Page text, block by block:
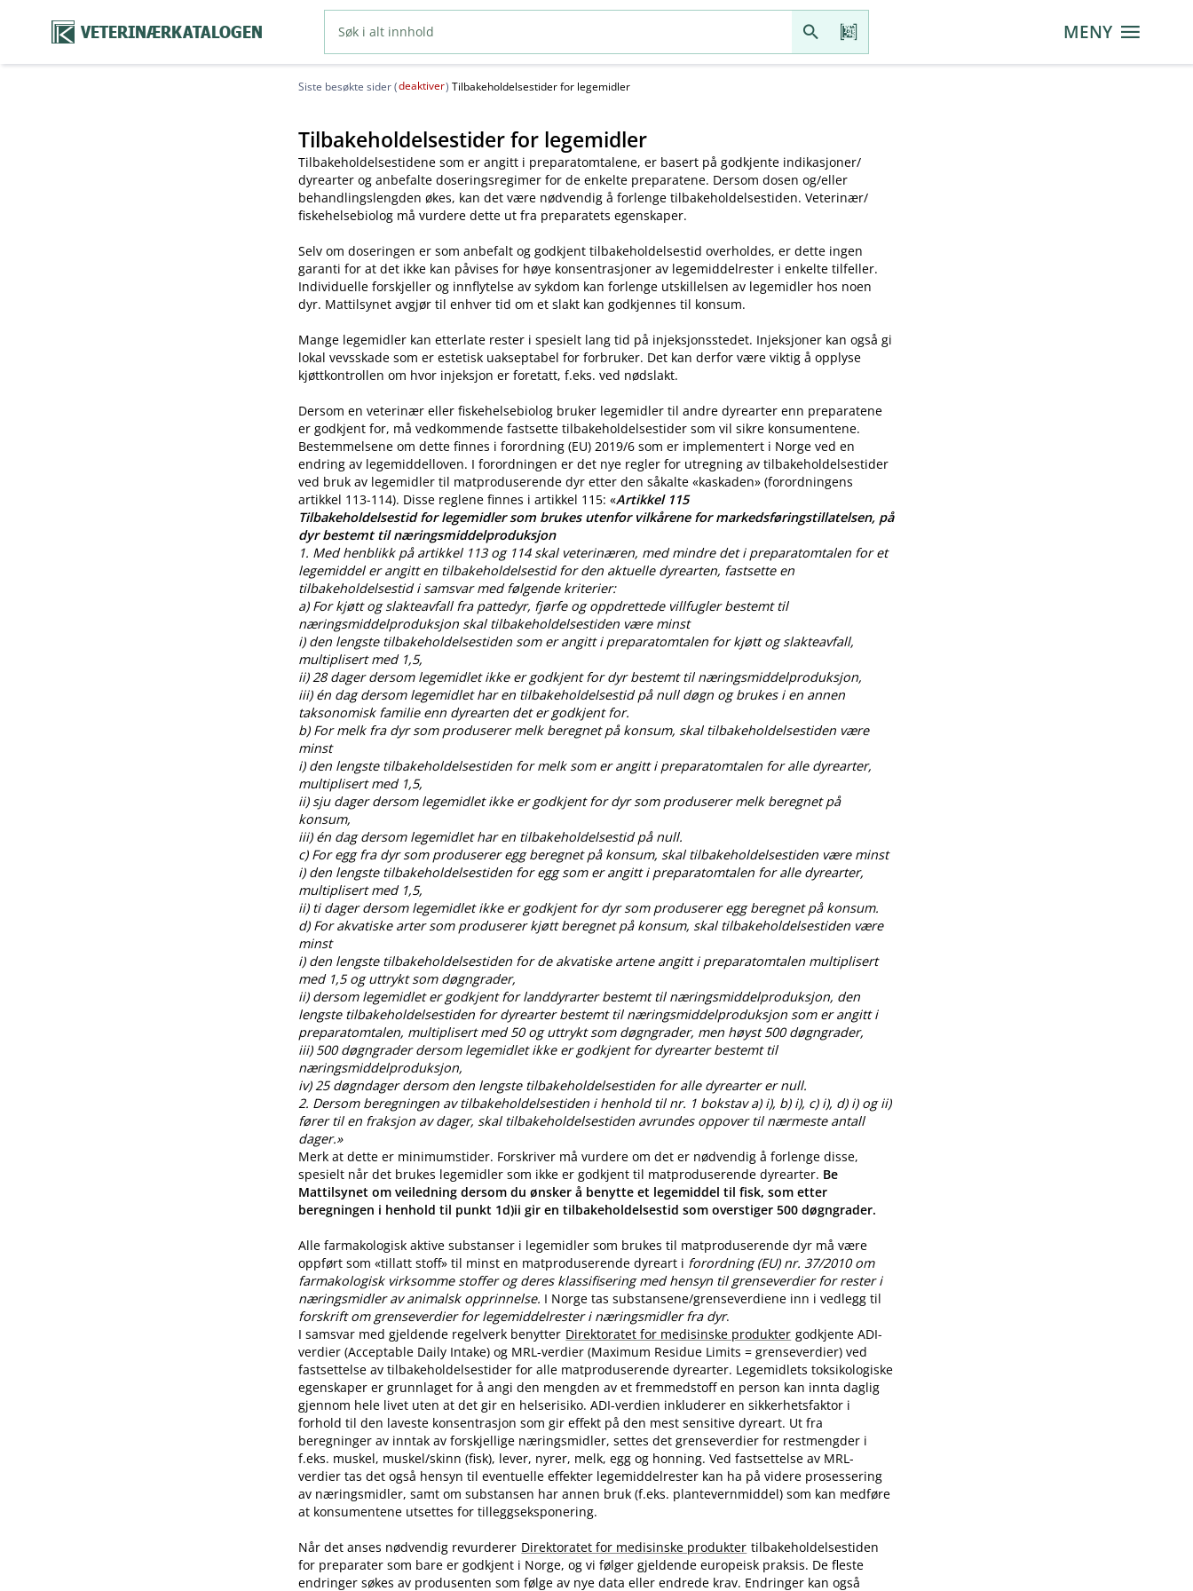
VETERINÆRKATALOGEN MENY
Siste besøkte sider (deaktiver) Tilbakeholdelsestider for legemidler
Tilbakeholdelsestider for legemidler
Tilbakeholdelsestidene som er angitt i preparatomtalene, er basert på godkjente indikasjoner​/​
dyrearter og anbefalte doseringsregimer for de enkelte preparatene. Dersom dosen og​/​eller
behandlingslengden økes, kan det være nødvendig å forlenge tilbakeholdelsestiden. Veterinær​/​
fiskehelsebiolog må vurdere dette ut fra preparatets egenskaper.
Selv om doseringen er som anbefalt og godkjent tilbakeholdelsestid overholdes, er dette ingen
garanti for at det ikke kan påvises for høye konsentrasjoner av legemiddelrester i enkelte tilfeller.
Individuelle forskjeller og innflytelse av sykdom kan forlenge utskillelsen av legemidler hos noen
dyr. Mattilsynet avgjør til enhver tid om et slakt kan godkjennes til konsum.
Mange legemidler kan etterlate rester i spesielt lang tid på injeksjonsstedet. Injeksjoner kan også gi
lokal vevsskade som er estetisk uakseptabel for forbruker. Det kan derfor være viktig å opplyse
kjøttkontrollen om hvor injeksjon er foretatt, f.eks. ved nødslakt.
Dersom en veterinær eller fiskehelsebiolog bruker legemidler til andre dyrearter enn preparatene
er godkjent for, må vedkommende fastsette tilbakeholdelsestider som vil sikre konsumentene.
Bestemmelsene om dette finnes i forordning (EU) 2019/6 som er implementert i Norge ved en
endring av legemiddelloven. I forordningen er det nye regler for utregning av tilbakeholdelsestider
ved bruk av legemidler til matproduserende dyr etter den såkalte «kaskaden» (forordningens
artikkel 113-114). Disse reglene finnes i artikkel 115: «Artikkel 115
Tilbakeholdelsestid for legemidler som brukes utenfor vilkårene for markedsføringstillatelsen, på
dyr bestemt til næringsmiddelproduksjon
1. Med henblikk på artikkel 113 og 114 skal veterinæren, med mindre det i preparatomtalen for et
legemiddel er angitt en tilbakeholdelsestid for den aktuelle dyrearten, fastsette en
tilbakeholdelsestid i samsvar med følgende kriterier:
a) For kjøtt og slakteavfall fra pattedyr, fjørfe og oppdrettede villfugler bestemt til
næringsmiddelproduksjon skal tilbakeholdelsestiden være minst
i) den lengste tilbakeholdelsestiden som er angitt i preparatomtalen for kjøtt og slakteavfall,
multiplisert med 1,5,
ii) 28 dager dersom legemidlet ikke er godkjent for dyr bestemt til næringsmiddelproduksjon,
iii) én dag dersom legemidlet har en tilbakeholdelsestid på null døgn og brukes i en annen
taksonomisk familie enn dyrearten det er godkjent for.
b) For melk fra dyr som produserer melk beregnet på konsum, skal tilbakeholdelsestiden være
minst
i) den lengste tilbakeholdelsestiden for melk som er angitt i preparatomtalen for alle dyrearter,
multiplisert med 1,5,
ii) sju dager dersom legemidlet ikke er godkjent for dyr som produserer melk beregnet på
konsum,
iii) én dag dersom legemidlet har en tilbakeholdelsestid på null.
c) For egg fra dyr som produserer egg beregnet på konsum, skal tilbakeholdelsestiden være minst
i) den lengste tilbakeholdelsestiden for egg som er angitt i preparatomtalen for alle dyrearter,
multiplisert med 1,5,
ii) ti dager dersom legemidlet ikke er godkjent for dyr som produserer egg beregnet på konsum.
d) For akvatiske arter som produserer kjøtt beregnet på konsum, skal tilbakeholdelsestiden være
minst
i) den lengste tilbakeholdelsestiden for de akvatiske artene angitt i preparatomtalen multiplisert
med 1,5 og uttrykt som døgngrader,
ii) dersom legemidlet er godkjent for landdyrarter bestemt til næringsmiddelproduksjon, den
lengste tilbakeholdelsestiden for dyrearter bestemt til næringsmiddelproduksjon som er angitt i
preparatomtalen, multiplisert med 50 og uttrykt som døgngrader, men høyst 500 døgngrader,
iii) 500 døgngrader dersom legemidlet ikke er godkjent for dyrearter bestemt til
næringsmiddelproduksjon,
iv) 25 døgndager dersom den lengste tilbakeholdelsestiden for alle dyrearter er null.
2. Dersom beregningen av tilbakeholdelsestiden i henhold til nr. 1 bokstav a) i), b) i), c) i), d) i) og ii)
fører til en fraksjon av dager, skal tilbakeholdelsestiden avrundes oppover til nærmeste antall
dager.»
Merk at dette er minimumstider. Forskriver må vurdere om det er nødvendig å forlenge disse,
spesielt når det brukes legemidler som ikke er godkjent til matproduserende dyrearter. Be
Mattilsynet om veiledning dersom du ønsker å benytte et legemiddel til fisk, som etter
beregningen i henhold til punkt 1d)ii gir en tilbakeholdelsestid som overstiger 500 døgngrader.
Alle farmakologisk aktive substanser i legemidler som brukes til matproduserende dyr må være
oppført som «tillatt stoff» til minst en matproduserende dyreart i forordning (EU) nr. 37/2010 om
farmakologisk virksomme stoffer og deres klassifisering med hensyn til grenseverdier for rester i
næringsmidler av animalsk opprinnelse. I Norge tas substansene​/​grenseverdiene inn i vedlegg til
forskrift om grenseverdier for legemiddelrester i næringsmidler fra dyr.
I samsvar med gjeldende regelverk benytter Direktoratet for medisinske produkter godkjente ADI-
verdier (Acceptable Daily Intake) og MRL-verdier (Maximum Residue Limits = grenseverdier) ved
fastsettelse av tilbakeholdelsestider for alle matproduserende dyrearter. Legemidlets toksikologiske
egenskaper er grunnlaget for å angi den mengden av et fremmedstoff en person kan innta daglig
gjennom hele livet uten at det gir en helserisiko. ADI-verdien inkluderer en sikkerhetsfaktor i
forhold til den laveste konsentrasjon som gir effekt på den mest sensitive dyreart. Ut fra
beregninger av inntak av forskjellige næringsmidler, settes det grenseverdier for restmengder i
f.eks. muskel, muskel​/​skinn (fisk), lever, nyrer, melk, egg og honning. Ved fastsettelse av MRL-
verdier tas det også hensyn til eventuelle effekter legemiddelrester kan ha på videre prosessering
av næringsmidler, samt om substansen har annen bruk (f.eks. plantevernmiddel) som kan medføre
at konsumentene utsettes for tilleggseksponering.
Når det anses nødvendig revurderer Direktoratet for medisinske produkter tilbakeholdelsestiden
for preparater som bare er godkjent i Norge, og vi følger gjeldende europeisk praksis. De fleste
endringer søkes av produsenten som følge av nye data eller endrede krav. Endringer kan også